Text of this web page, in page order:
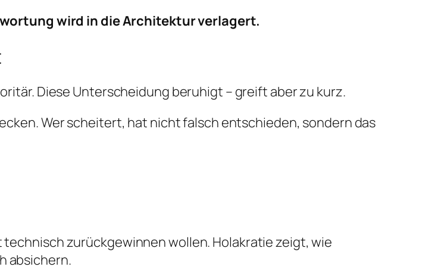
wird in die Architektur verlagert.
Diese Unterscheidung beruhigt – greift aber zu kurz.
Wer scheitert, hat nicht falsch entschieden, sondern das
zurückgewinnen wollen. Holakratie zeigt, wie
absichern.